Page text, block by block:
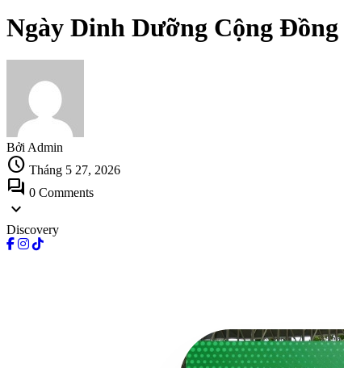
Ngày Dinh Dưỡng Cộng
Bởi Admin
schedule Tháng 5 27, 2026
forum 0 Comments
expand_more
Discovery